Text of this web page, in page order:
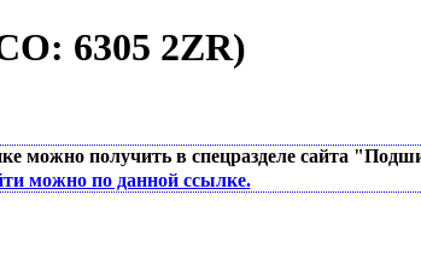
6305 2ZR)
можно получить в спецразделе сайта
можно по данной ссылке.